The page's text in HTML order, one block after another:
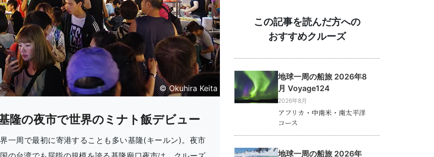
© Okuhira Keita
隆の夜市で世界のミナト飯デビュー
一周で最初に寄港することも多い基隆(キールン)。夜市
この記事を読んだ方への
おすすめクルーズ
地球一周の船旅 2026年8
月 Voyage124
2026年8月
アフリカ・中南米・南太平洋
コース
地球一周の船旅 2026年